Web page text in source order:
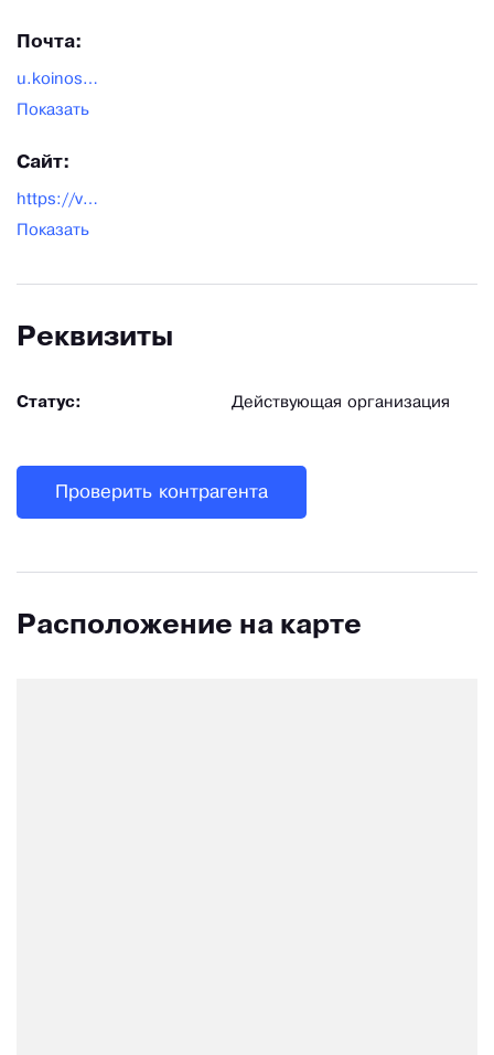
Почта:
u.koinosova@ve-del.ru
Показать
Сайт:
https://ve-del.ru
Показать
Реквизиты
Статус: Действующая организация
Проверить контрагента
Расположение на карте